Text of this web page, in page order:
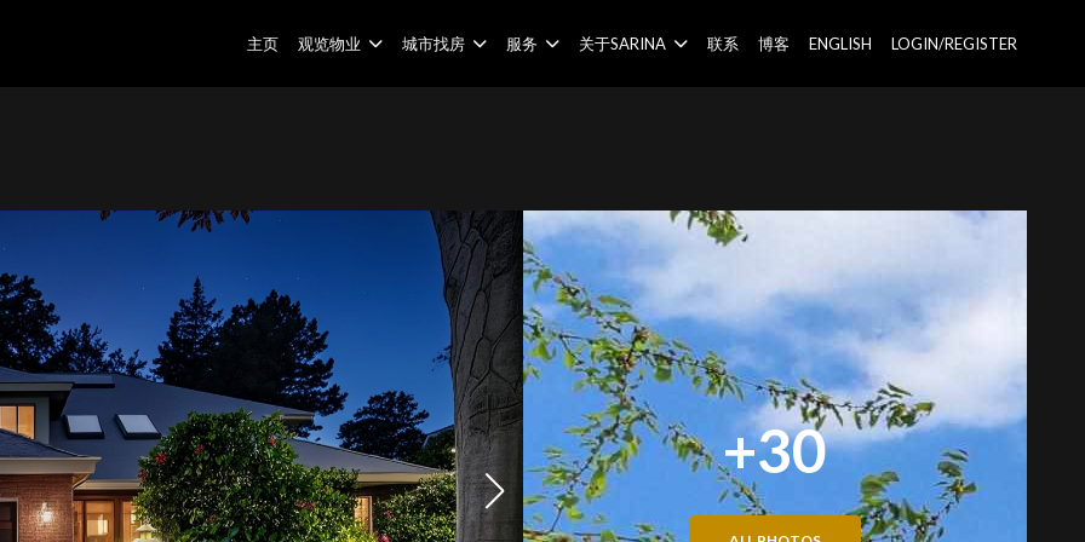
主页 观览物业 城市找房 服务 关于SARINA 联系 博客 ENGLISH LOGIN/REGISTER
+30